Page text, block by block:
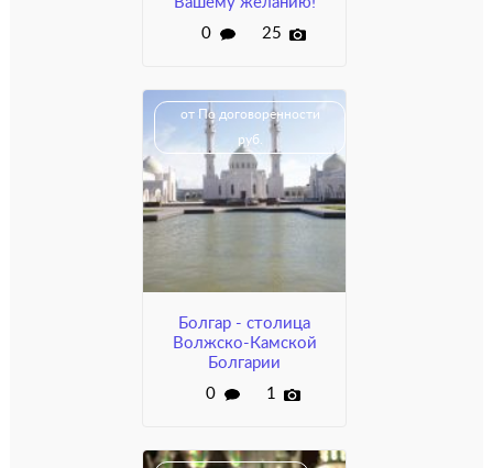
0
25
Болгар - столица
Волжско-Камской
Болгарии
0
1
от По договоренности
руб.